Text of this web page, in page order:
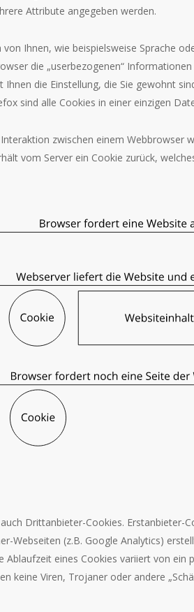
Attribute angegeben werden.
Ihnen, wie beispielsweise Sprache
die „userbezogenen“
die Einstellung, die Sie gewohnt
sind alle Cookies in einer einzigen
zwischen einem Webbrowser
vom Server ein Cookie zurück,
Drittanbieter-Cookies. Erstanbieter-
Webseiten (z.B. Google Analytics)
Ablaufzeit eines Cookies variiert von ein
keine Viren, Trojaner oder andere